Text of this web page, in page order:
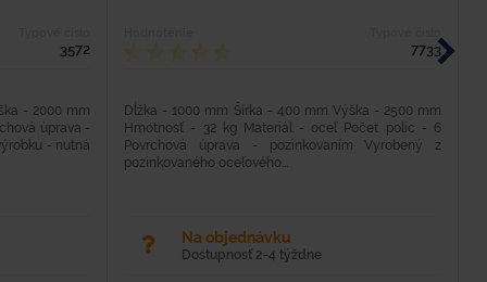
3572
- 2000 mm
úprava -
- nutná
7733
Dĺžka - 1000 mm Šírka - 400 mm Výška - 2500 mm
Hmotnosť - 32 kg Materiál - oceľ Počet políc - 6
Povrchová úprava - pozinkovaním Vyrobený z
pozinkovaného oceľového...
Na objednávku
Dostupnosť 2-4 týždne